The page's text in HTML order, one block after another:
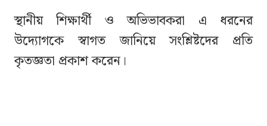
স্থানীয় শিক্ষার্থী ও অভিভাবকরা এ ধরনের
উদ্যোগকে স্বাগত জানিয়ে সংশ্লিষ্টদের প্রতি
কৃতজ্ঞতা প্রকাশ করেন।